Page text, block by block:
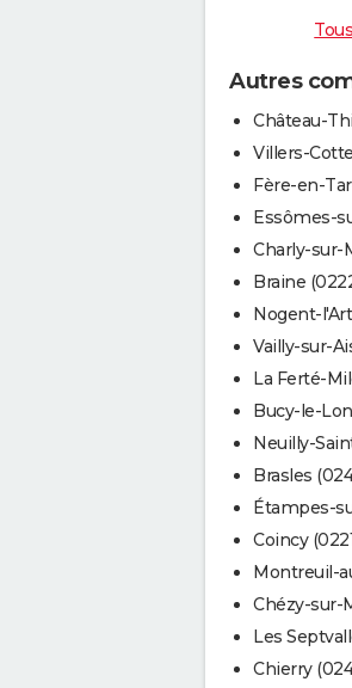
Autres
Château-
Villers-
Fère-en-
Essômes-
Charly-sur-
Braine
Nogent-
Vailly-sur-
La Ferté-
Bucy-le-
Neuilly-
Brasles
Étampes-
Coincy
Montreuil-
Chézy-sur-
Les
Chierry